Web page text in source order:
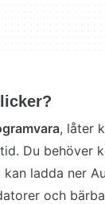
, låter
Du behöver
ladda ner
och